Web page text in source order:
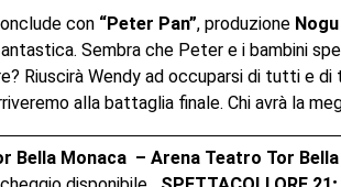
con “Peter Pan”, produzione
Sembra che Peter e i bambini
Riuscirà Wendy ad occuparsi di tutti e
alla battaglia finale. Chi avrà la
Bella Monaca – Arena Teatro Tor